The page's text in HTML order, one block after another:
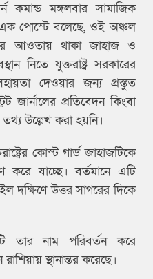
কমান্ড মঙ্গলবার সামাজিক
পোস্টে বলেছে, ওই অঞ্চল
আওতায় থাকা জাহাজ ও
নিতে যুক্তরাষ্ট্র সরকারের
দেওয়ার জন্য প্রস্তুত
জার্নালের প্রতিবেদন কিংবা
উল্লেখ করা হয়নি।
কোস্ট গার্ড জাহাজটিকে
করে যাচ্ছে। বর্তমানে এটি
দক্ষিণে উত্তর সাগরের দিকে
তার নাম পরিবর্তন করে
স্থানান্তর করেছে।